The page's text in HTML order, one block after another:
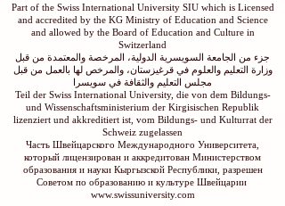
Part of the Swiss International University SIU which is Licensed
and accredited by the KG Ministry of Education and Science
and allowed by the Board of Education and Culture in
Switzerland
جزء من الجامعة السويسرية الدولية، المرخصة والمعتمدة من قبل
وزارة التعليم والعلوم في قرغيزستان، والمرخص لها بالعمل من قبل
مجلس التعليم والثقافة في سويسرا
Teil der Swiss International University, die von dem Bildungs-
und Wissenschaftsministerium der Kirgisischen Republik
lizenziert und akkreditiert ist, vom Bildungs- und Kulturrat der
Schweiz zugelassen
Часть Швейцарского Международного Университета,
который лицензирован и аккредитован Министерством
образования и науки Кыргызской Республики, разрешен
Советом по образованию и культуре Швейцарии
www.swissuniversity.com